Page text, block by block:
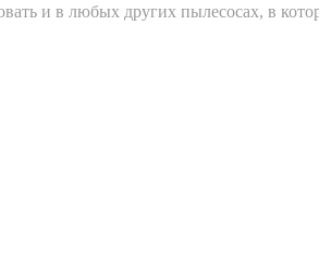
и в любых других пылесосах, в